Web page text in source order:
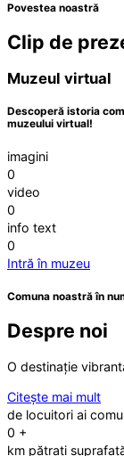
Povestea noastră
Clip de
Muzeul virtual
Descoperă istoria
muzeului virtual!
imagini
0
video
0
info text
0
Intră în muzeu
Comuna noastră în
Despre noi
O destinație
Citește mai mult
de locuitori ai
0 +
km pătrați